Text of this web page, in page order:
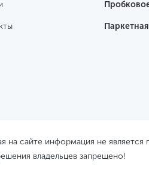
на сайте информация не
владельцев запрещено!